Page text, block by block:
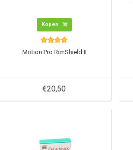
Kopen
Motion Pro RimShield II
€20,50